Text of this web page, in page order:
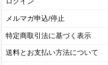
メルマガ申込/停止
特定商取引法に基づく表示
送料とお支払い方法について